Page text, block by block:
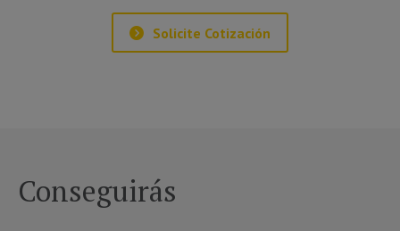
Solicite Cotización
Conseguirás